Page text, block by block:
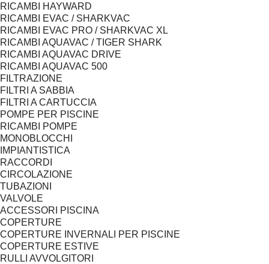
RICAMBI HAYWARD
RICAMBI EVAC / SHARKVAC
RICAMBI EVAC PRO / SHARKVAC XL
RICAMBI AQUAVAC / TIGER SHARK
RICAMBI AQUAVAC DRIVE
RICAMBI AQUAVAC 500
FILTRAZIONE
FILTRI A SABBIA
FILTRI A CARTUCCIA
POMPE PER PISCINE
RICAMBI POMPE
MONOBLOCCHI
IMPIANTISTICA
RACCORDI
CIRCOLAZIONE
TUBAZIONI
VALVOLE
ACCESSORI PISCINA
COPERTURE
COPERTURE INVERNALI PER PISCINE
COPERTURE ESTIVE
RULLI AVVOLGITORI